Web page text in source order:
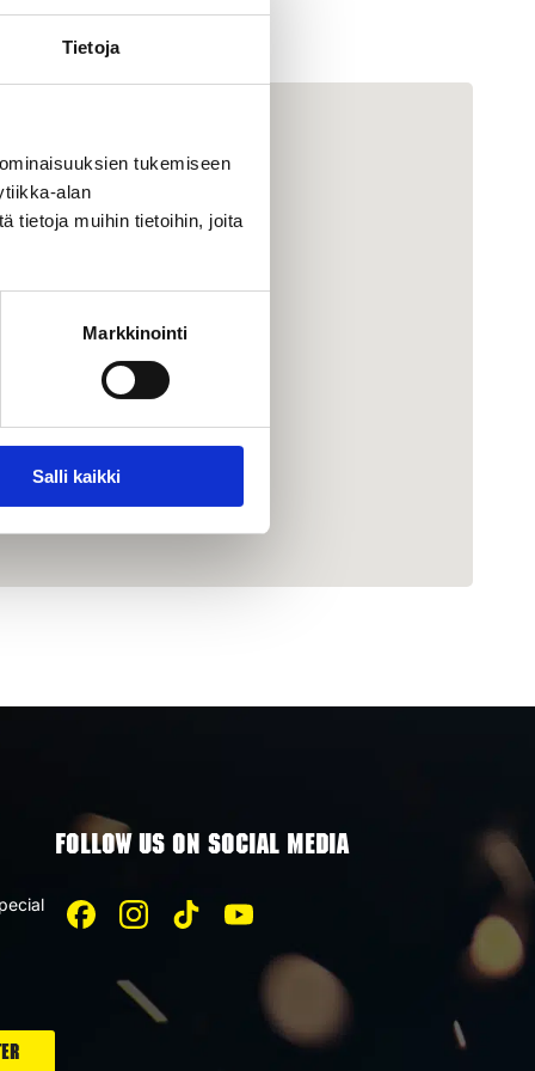
Tietoja
tukemiseen
alan
tietoja muihin tietoihin, joita
Markkinointi
Salli kaikki
FOLLOW US ON SOCIAL MEDIA